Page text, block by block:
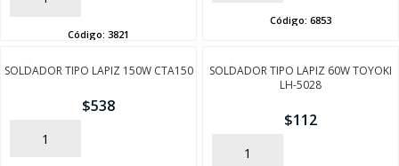
Código: 3821
Código: 6853
SOLDADOR TIPO LAPIZ 150W CTA150
$538
AÑADIR
SOLDADOR TIPO LAPIZ 60W TOYOKI
LH-5028
$112
AÑADIR